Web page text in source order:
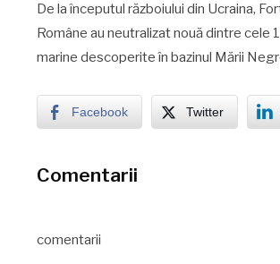
De la începutul războiului din Ucraina,
Române au neutralizat nouă dintre cele
marine descoperite în bazinul Mării
Facebook Twitter
Comentarii
comentarii